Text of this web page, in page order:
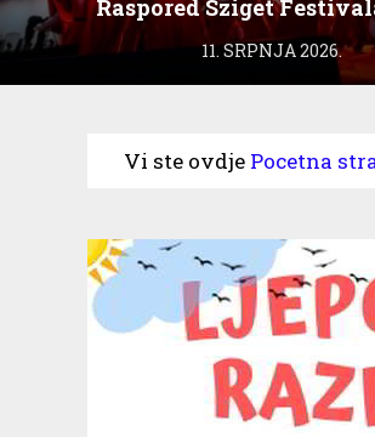
Raspored Sziget
11. SRPNJA 2026.
Vi ste ovdje Pocetna